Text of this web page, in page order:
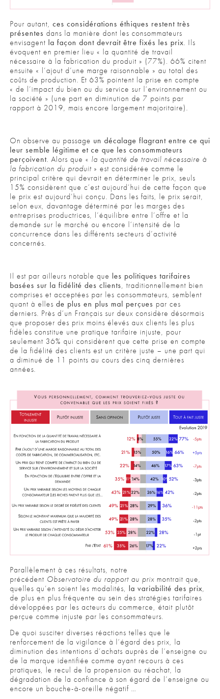
Pour autant, ces considérations éthiques restent très
présentes dans la manière dont les consommateurs
envisagent la façon dont devrait être fixés les prix. Ils
évoquent en premier lieu « la quantité de travail
nécessaire à la fabrication du produit » (77%). 66% citent
ensuite « l’ajout d’une marge raisonnable » au total des
coûts de production. Et 63% pointent la prise en compte
« de l’impact du bien ou du service sur l’environnement ou
la société » (une part en diminution de 7 points par
rapport à 2019, mais encore largement majoritaire).
On observe au passage un décalage flagrant entre ce qui
leur semble légitime et ce que les consommateurs
perçoivent. Alors que « la quantité de travail nécessaire à
la fabrication du produit » est considérée comme le
principal critère qui devrait en déterminer le prix, seuls
15% considèrent que c’est aujourd’hui de cette façon que
le prix est aujourd’hui conçu. Dans les faits, le prix serait,
selon eux, davantage déterminé par les marges des
entreprises productrices, l’équilibre entre l’offre et la
demande sur le marché ou encore l’intensité de la
concurrence dans les différents secteurs d’activité
concernés.
Il est par ailleurs notable que les politiques tarifaires
basées sur la fidélité des clients, traditionnellement bien
comprises et acceptées par les consommateurs, semblent
quant à elles de plus en plus mal perçues par ces
derniers. Près d’un Français sur deux considère désormais
que proposer des prix moins élevés aux clients les plus
fidèles constitue une pratique tarifaire injuste, pour
seulement 36% qui considèrent que cette prise en compte
de la fidélité des clients est un critère juste – une part qui
a diminué de 11 points au cours des cinq dernières
années.
Parallèlement à ces résultats, notre
précédent Observatoire du rapport au prix montrait que,
quelles qu’en soient les modalités, la variabilité des prix,
de plus en plus fréquente au sein des stratégies tarifaires
développées par les acteurs du commerce, était plutôt
perçue comme injuste par les consommateurs.
De quoi susciter diverses réactions telles que le
renforcement de la vigilance à l’égard des prix, la
diminution des intentions d’achats auprès de l’enseigne ou
de la marque identifiée comme ayant recours à ces
pratiques, le recul de la propension au réachat, la
dégradation de la confiance à son égard de l’enseigne ou
encore un bouche-à-oreille négatif …